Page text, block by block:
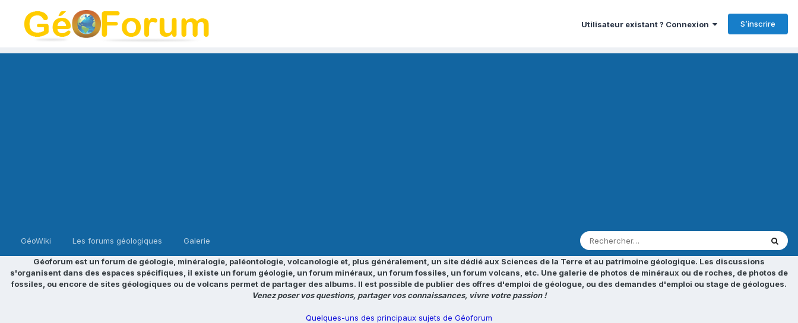
Utilisateur existant ? Connexion S’inscrire
GéoWiki Les forums géologiques Galerie
Géoforum est un forum de géologie, minéralogie, paléontologie, volcanologie et, plus généralement, un site dédié aux Sciences de la Terre et au patrimoine géologique. Les discussions
s'organisent dans des espaces spécifiques, il existe un forum géologie, un forum minéraux, un forum fossiles, un forum volcans, etc. Une galerie de photos de minéraux ou de roches, de photos de
fossiles, ou encore de sites géologiques ou de volcans permet de partager des albums. Il est possible de publier des offres d'emploi de géologue, ou des demandes d'emploi ou stage de géologues.
Venez poser vos questions, partager vos connaissances, vivre votre passion !
Quelques-uns des principaux sujets de Géoforum